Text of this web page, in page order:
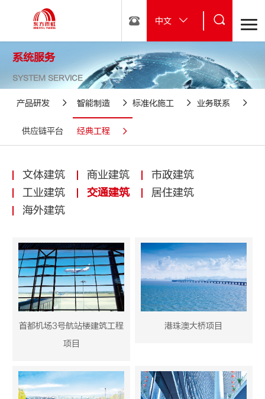
中文
系统服务
SYSTEM SERVICE
产品研发 智能制造 标准化施工 业务联系
供应链平台 经典工程
文体建筑 商业建筑
市政建筑
工业建筑
交通建筑
居住建筑
海外建筑
首都机场3号航站楼建筑工程
项目
港珠澳大桥项目